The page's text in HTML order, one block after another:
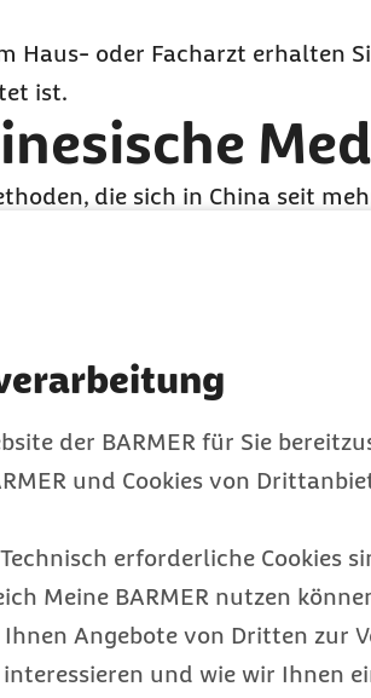
der BARMER für Sie
und Cookies von
erforderliche Cookies
Meine BARMER nutzen
Angebote von Dritten zur
und wie wir Ihnen
Haus- oder Facharzt erhalten
ist.
die sich in China seit